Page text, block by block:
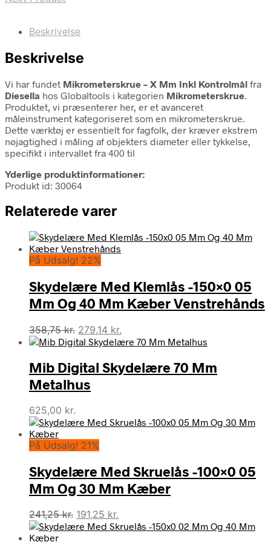
Beskrivelse
Beskrivelse
Vi har fundet Mikrometerskrue – X Mm Inkl Kontrolmål fra
Diesella hos Globaltools i kategorien Mikrometerskrue.
Produktet, vi præsenterer her, er et avanceret
måleinstrument kategoriseret som en mikrometerskrue.
Dette værktøj er essentielt for fagfolk, der kræver ekstrem
nøjagtighed i måling af objekters diameter eller tykkelse,
specifikt i intervallet fra 400 til
Yderlige produktinformationer:
Produkt id: 30064
Relaterede varer
På Udsalg! 22%
Skydelære Med Klemlås -150×0 05
Mm Og 40 Mm Kæber Venstrehånds
358,75kr. Den
oprindelige
var:
358,75 kr..
279,14 kr.
aktuelle
er:
279,14 kr..
Mib Digital Skydelære 70 Mm
Metalhus
625,00 kr.
På Udsalg! 21%
Skydelære Med Skruelås -100×0 05
Mm Og 30 Mm Kæber
241,25kr. Den
oprindelige
191,25 kr.
aktuelle